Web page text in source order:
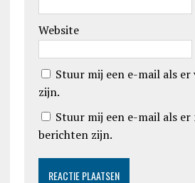
Website
Stuur mij een e-mail als
zijn.
Stuur mij een e-mail als er
berichten zijn.